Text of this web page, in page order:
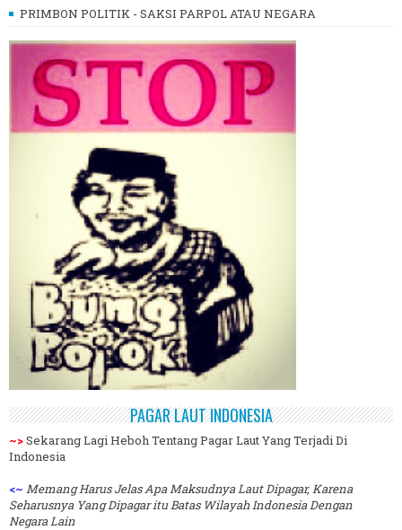
PRIMBON POLITIK - SAKSI PARPOL ATAU NEGARA
PAGAR LAUT INDONESIA
~>Sekarang Lagi Heboh Tentang Pagar Laut Yang Terjadi Di
Indonesia
<~ Memang Harus Jelas Apa Maksudnya Laut Dipagar, Karena
Seharusnya Yang Dipagar itu Batas Wilayah Indonesia Dengan
Negara Lain